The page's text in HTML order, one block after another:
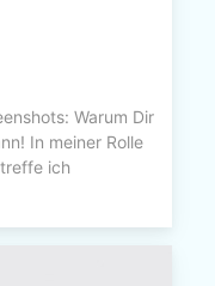
Warum Dir
In meiner Rolle
ich